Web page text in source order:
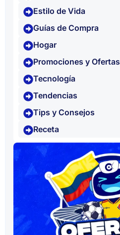
Estilo de Vida
Guías de Compra
Hogar
Promociones y Ofertas
Tecnología
Tendencias
Tips y Consejos
Receta